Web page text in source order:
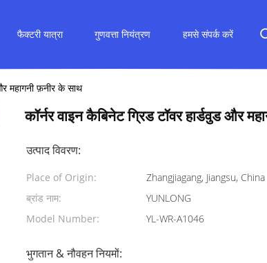
फैक्टरी यात्रा गुणवत्ता नियंत्रण हमसे संपर्क करें
महागनी फ़नीर के साथ
कॉर्नर वाइन कैबिनेट ग्रिड टॉवर हार्डवुड और
उत्पाद विवरण:
Place of Origin:
Zhangjiagang, Jiangsu, China
ब्रांड नाम:
YUNLONG
Model Number:
YL-WR-A1046
भुगतान & नौवहन नियमों: